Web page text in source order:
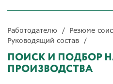
Работодателю
Резюме
Руководящий состав
ПОИСК И ПОДБОР
ПРОИЗВОДСТВА